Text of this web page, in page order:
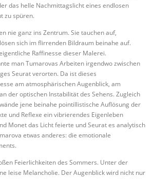
das helle Nachmittagslicht eines endlosen
zu spüren.
nie ganz ins Zentrum. Sie tauchen auf,
sich im flirrenden Bildraum beinahe auf.
Raffinesse dieser Malerei.
man Tumarovas Arbeiten irgendwo zwischen
Seurat verorten. Da ist dieses
am atmosphärischen Augenblick, am
der optischen Instabilität des Sehens. Zugleich
jene beinahe pointillistische Auflösung der
und Reflexe ein vibrierendes Eigenleben
Monet das Licht feierte und Seurat es analytisch
etwas anderes: die emotionale
Feierlichkeiten des Sommers. Unter der
leise Melancholie. Der Augenblick wird nicht nur